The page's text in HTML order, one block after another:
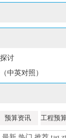
讨
中英对照）
预算资讯 工程预